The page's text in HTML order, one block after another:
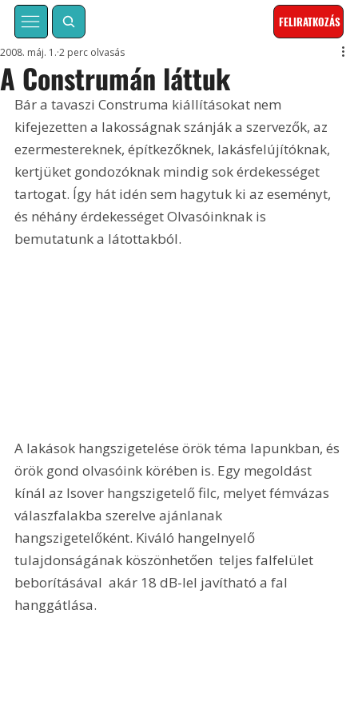
FELIRATKOZÁS
A Construmán láttuk
2008. máj. 1. 2 perc olvasás
Bár a tavaszi Construma kiállításokat nem
kifejezetten a lakosságnak szánják a szervezők, az
ezermestereknek, építkezőknek, lakásfelújítóknak,
kertjüket gondozóknak mindig sok érdekességet
tartogat. Így hát idén sem hagytuk ki az eseményt,
és néhány érdekességet Olvasóinknak is
bemutatunk a látottakból.
A lakások hangszigetelése örök téma lapunkban, és
örök gond olvasóink körében is. Egy megoldást
kínál az Isover hangszigetelő filc, melyet fémvázas
válaszfalakba szerelve ajánlanak
hangszigetelőként. Kiváló hangelnyelő
tulajdonságának köszönhetően  teljes falfelület
beborításával  akár 18 dB-lel javítható a fal
hanggátlása.